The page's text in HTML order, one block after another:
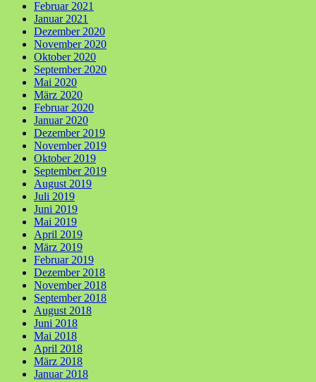
Februar 2021
Januar 2021
Dezember 2020
November 2020
Oktober 2020
September 2020
Mai 2020
März 2020
Februar 2020
Januar 2020
Dezember 2019
November 2019
Oktober 2019
September 2019
August 2019
Juli 2019
Juni 2019
Mai 2019
April 2019
März 2019
Februar 2019
Dezember 2018
November 2018
September 2018
August 2018
Juni 2018
Mai 2018
April 2018
März 2018
Januar 2018